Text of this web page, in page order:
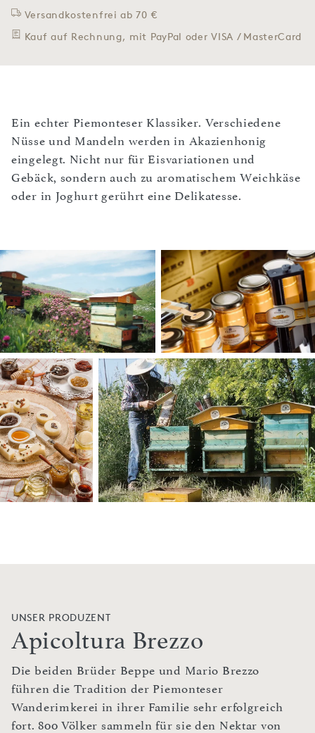
Versandkostenfrei ab 70 €
Kauf auf Rechnung, mit PayPal oder VISA / MasterCard
Ein echter Piemonteser Klassiker. Verschiedene
Nüsse und Mandeln werden in Akazienhonig
eingelegt. Nicht nur für Eisvariationen und
Gebäck, sondern auch zu aromatischem Weichkäse
oder in Joghurt gerührt eine Delikatesse.
UNSER PRODUZENT
Apicoltura Brezzo
Die beiden Brüder Beppe und Mario Brezzo
führen die Tradition der Piemonteser
Wanderimkerei in ihrer Familie sehr erfolgreich
fort. 800 Völker sammeln für sie den Nektar von